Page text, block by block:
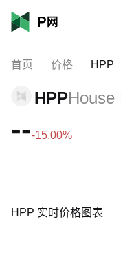
首页 价格 HPP
HPPHouse
---15.00%
HPP 实时价格图表